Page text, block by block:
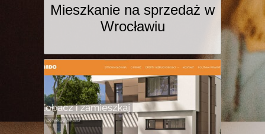
Mieszkanie na sprzedaż w
Wrocławiu